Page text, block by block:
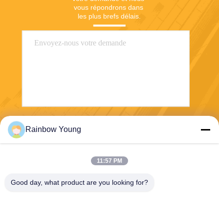
vous répondrons dans
les plus brefs délais.
Rainbow Young
11:57 PM
Good day, what product are you looking for?